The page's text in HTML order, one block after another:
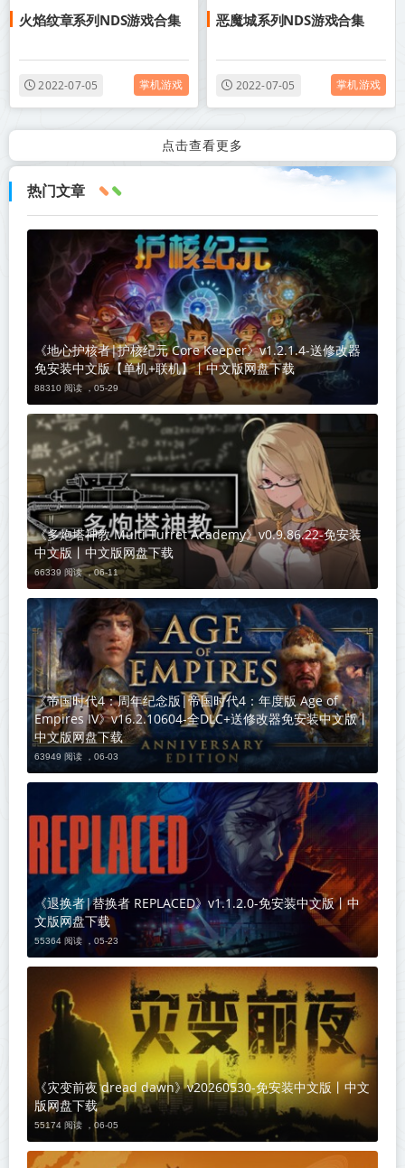
角色扮演
火焰纹章系列NDS游戏合集
2022-07-05 掌机游戏
恶魔城系列NDS游戏合集
2022-07-05 掌机游戏
点击查看更多
热门文章
《地心护核者|护核纪元 Core Keeper》v1.2.1.4-送修改器
免安装中文版【单机+联机】丨中文版网盘下载
88310 阅读 ，05-29
《多炮塔神教 Multi Turret Academy》v0.9.86.22-免安装
中文版丨中文版网盘下载
66339 阅读 ，06-11
《帝国时代4：周年纪念版|帝国时代4：年度版 Age of
Empires IV》v16.2.10604-全DLC+送修改器免安装中文版丨
中文版网盘下载
63949 阅读 ， 06-03
《退换者|替换者 REPLACED》v1.1.2.0-免安装中文版丨中
文版网盘下载
55364 阅读 ， 05-23
《灾变前夜 dread dawn》v20260530-免安装中文版丨中文
版网盘下载
55174 阅读 ， 06-05